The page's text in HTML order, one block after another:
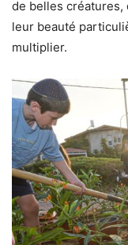
de belles
leur beauté
multiplier.